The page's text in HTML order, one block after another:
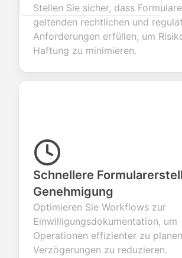
Stellen Sie sicher, dass
geltenden rechtlichen und
Anforderungen erfüllen, um
Haftung zu minimieren.
Schnellere
Genehmigung
Optimieren Sie Workflows zur
Einwilligungsdokumentation, um
Operationen effizienter zu
Verzögerungen zu reduzieren.